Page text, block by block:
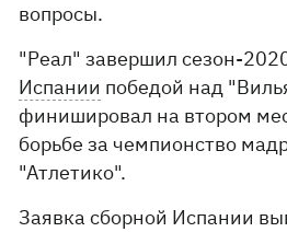
вопросы.
"Реал" завершил сезон-
Испании победой над
финишировал на втором
борьбе за чемпионство
"Атлетико".
Заявка сборной Испании